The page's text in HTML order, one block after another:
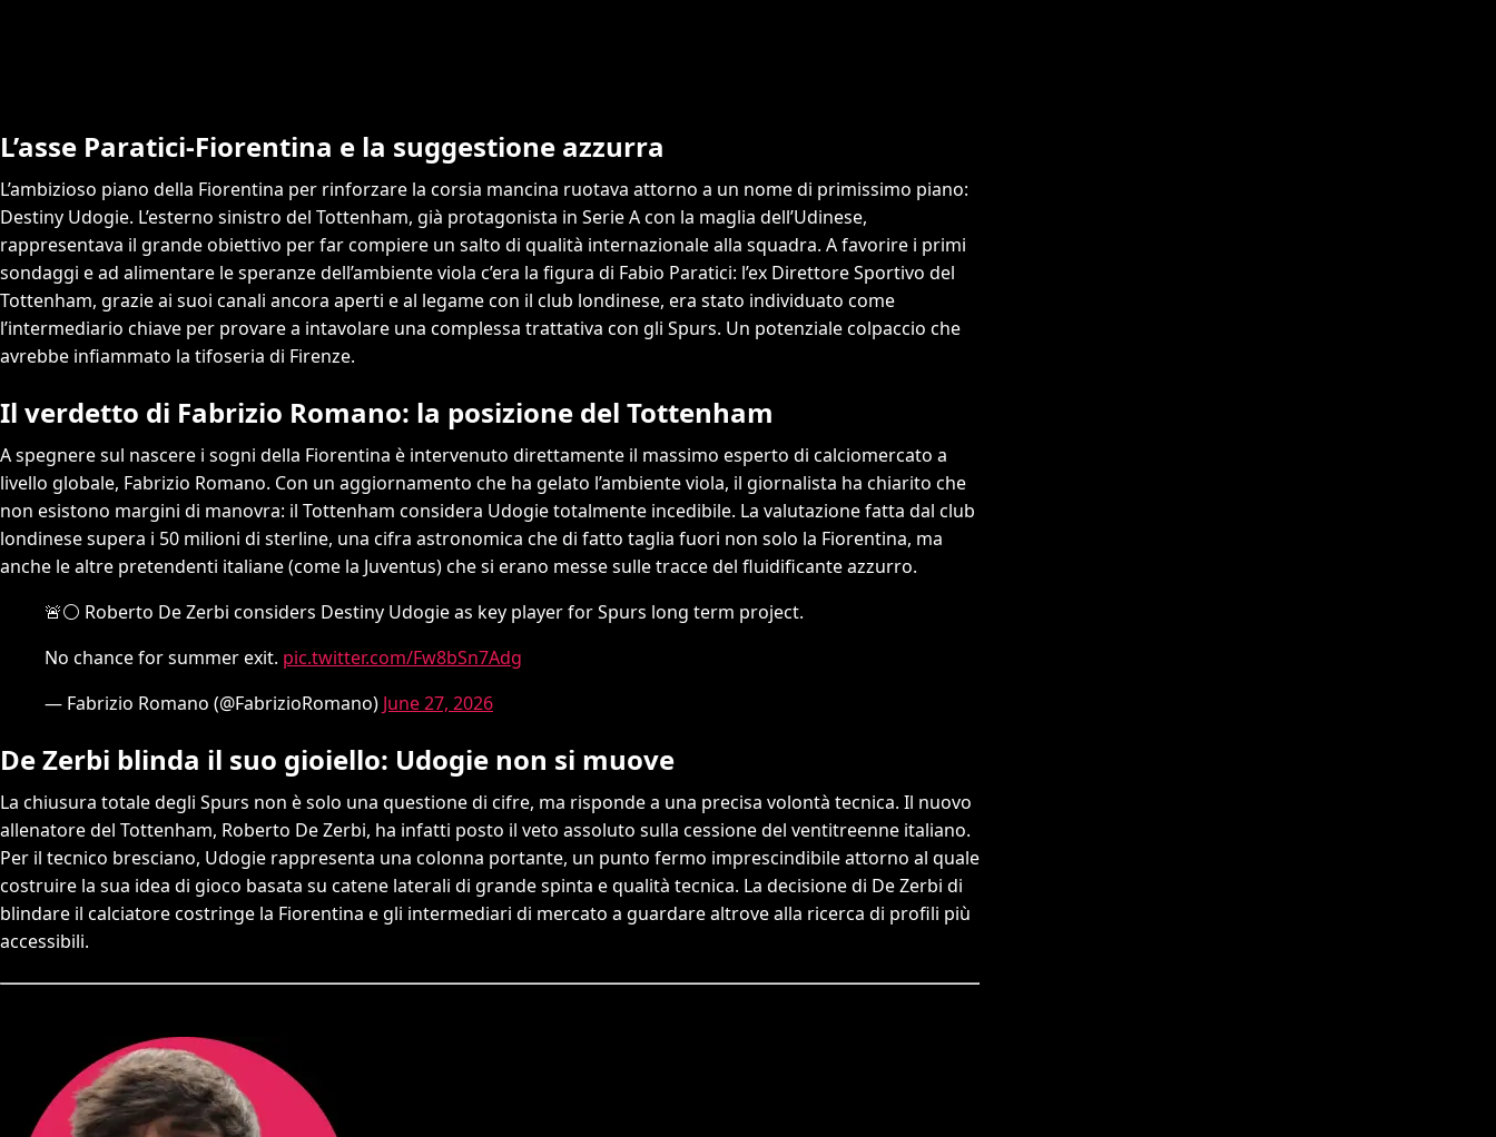
L’asse Paratici-Fiorentina e la suggestione azzurra
L’ambizioso piano della Fiorentina per rinforzare la corsia mancina ruotava attorno a un nome di primissimo piano:
Destiny Udogie. L’esterno sinistro del Tottenham, già protagonista in Serie A con la maglia dell’Udinese,
rappresentava il grande obiettivo per far compiere un salto di qualità internazionale alla squadra. A favorire i primi
sondaggi e ad alimentare le speranze dell’ambiente viola c’era la figura di Fabio Paratici: l’ex Direttore Sportivo del
Tottenham, grazie ai suoi canali ancora aperti e al legame con il club londinese, era stato individuato come
l’intermediario chiave per provare a intavolare una complessa trattativa con gli Spurs. Un potenziale colpaccio che
avrebbe infiammato la tifoseria di Firenze.
Il verdetto di Fabrizio Romano: la posizione del Tottenham
A spegnere sul nascere i sogni della Fiorentina è intervenuto direttamente il massimo esperto di calciomercato a
livello globale, Fabrizio Romano. Con un aggiornamento che ha gelato l’ambiente viola, il giornalista ha chiarito che
non esistono margini di manovra: il Tottenham considera Udogie totalmente incedibile. La valutazione fatta dal club
londinese supera i 50 milioni di sterline, una cifra astronomica che di fatto taglia fuori non solo la Fiorentina, ma
anche le altre pretendenti italiane (come la Juventus) che si erano messe sulle tracce del fluidificante azzurro.
🚨⚪️ Roberto De Zerbi considers Destiny Udogie as key player for Spurs long term project.
No chance for summer exit. pic.twitter.com/Fw8bSn7Adg
— Fabrizio Romano (@FabrizioRomano) June 27, 2026
De Zerbi blinda il suo gioiello: Udogie non si muove
La chiusura totale degli Spurs non è solo una questione di cifre, ma risponde a una precisa volontà tecnica. Il nuovo
allenatore del Tottenham, Roberto De Zerbi, ha infatti posto il veto assoluto sulla cessione del ventitreenne italiano.
Per il tecnico bresciano, Udogie rappresenta una colonna portante, un punto fermo imprescindibile attorno al quale
costruire la sua idea di gioco basata su catene laterali di grande spinta e qualità tecnica. La decisione di De Zerbi di
blindare il calciatore costringe la Fiorentina e gli intermediari di mercato a guardare altrove alla ricerca di profili più
accessibili.